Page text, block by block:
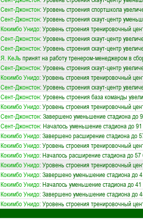
Сент-Джонстон: Уровень строения спортшкола
Сент-Джонстон: Уровень строения скаут-центр
Кокимбо Унидо: Уровень строения тренировочный
Сент-Джонстон: Уровень строения скаут-центр
Сент-Джонстон: Уровень строения скаут-центр
Я. KеJlьпринят на работу тренером-менеджером в
Сент-Джонстон: Уровень строения скаут-центр
Кокимбо Унидо: Уровень строения тренировочный
Сент-Джонстон: Уровень строения скаут-центр
Сент-Джонстон: Уровень строения база команды
Кокимбо Унидо: Уровень строения тренировочный
Сент-Джонстон: Завершено уменьшение стадиона до
Сент-Джонстон: Началось уменьшение стадиона до
Кокимбо Унидо: Завершено расширение стадиона до
Кокимбо Унидо: Уровень строения тренировочный
Кокимбо Унидо: Началось расширение стадиона до 57
Кокимбо Унидо: Уровень строения тренировочный
Кокимбо Унидо: Завершено уменьшение стадиона до
Кокимбо Унидо: Началось уменьшение стадиона до 41
Кокимбо Унидо: Завершено уменьшение стадиона до
Кокимбо Унидо: Уровень строения тренировочный